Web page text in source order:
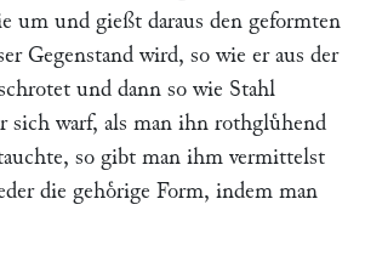
um und gießt daraus den geformten
Gegenstand wird, so wie er aus der
und dann so wie Stahl
sich warf, als man ihn rothgluͤhend
so gibt man ihm vermittelst
die gehoͤrige Form, indem man